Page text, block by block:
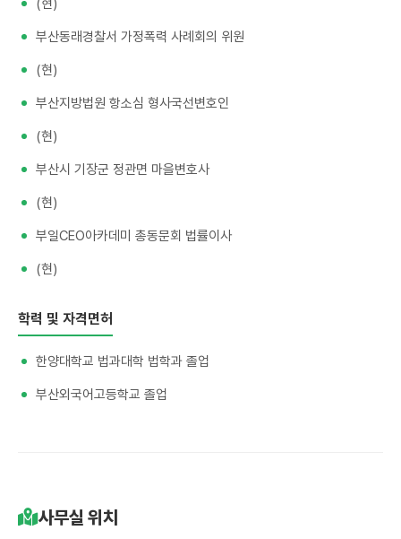
(현)
부산동래경찰서 가정폭력 사례회의 위원
(현)
부산지방법원 항소심 형사국선변호인
(현) ​
부산시 기장군 정관면 마을변호사
(현)
부일CEO아카데미 총동문회 법률이사
(현)
학력 및 자격면허
한양대학교 법과대학 법학과 졸업
부산외국어고등학교 졸업
사무실 위치